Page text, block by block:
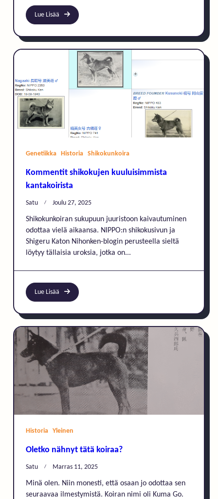
Lue Lisää
Genetiikka Historia Shikokunkoira
Kommentit shikokujen kuuluisimmista
kantakoirista
Satu Joulu 27, 2025
Shikokunkoiran sukupuun juuristoon kaivautuminen
odottaa vielä aikaansa. NIPPO:n shikokusivun ja
Shigeru Katon Nihonken-blogin perusteella sieltä
löytyy tällaisia uroksia, jotka on...
Lue Lisää
Historia Yleinen
Oletko nähnyt tätä koiraa?
Satu Marras 11, 2025
Minä olen. Niin monesti, että osaan jo odottaa sen
seuraavaa ilmestymistä. Koiran nimi oli Kuma Go.